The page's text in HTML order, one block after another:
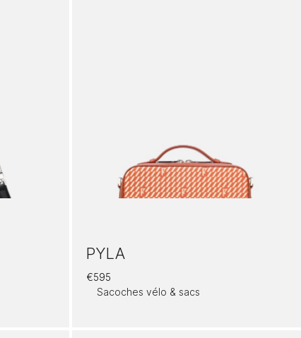
PYLA
€595
Sacoches vélo & sacs